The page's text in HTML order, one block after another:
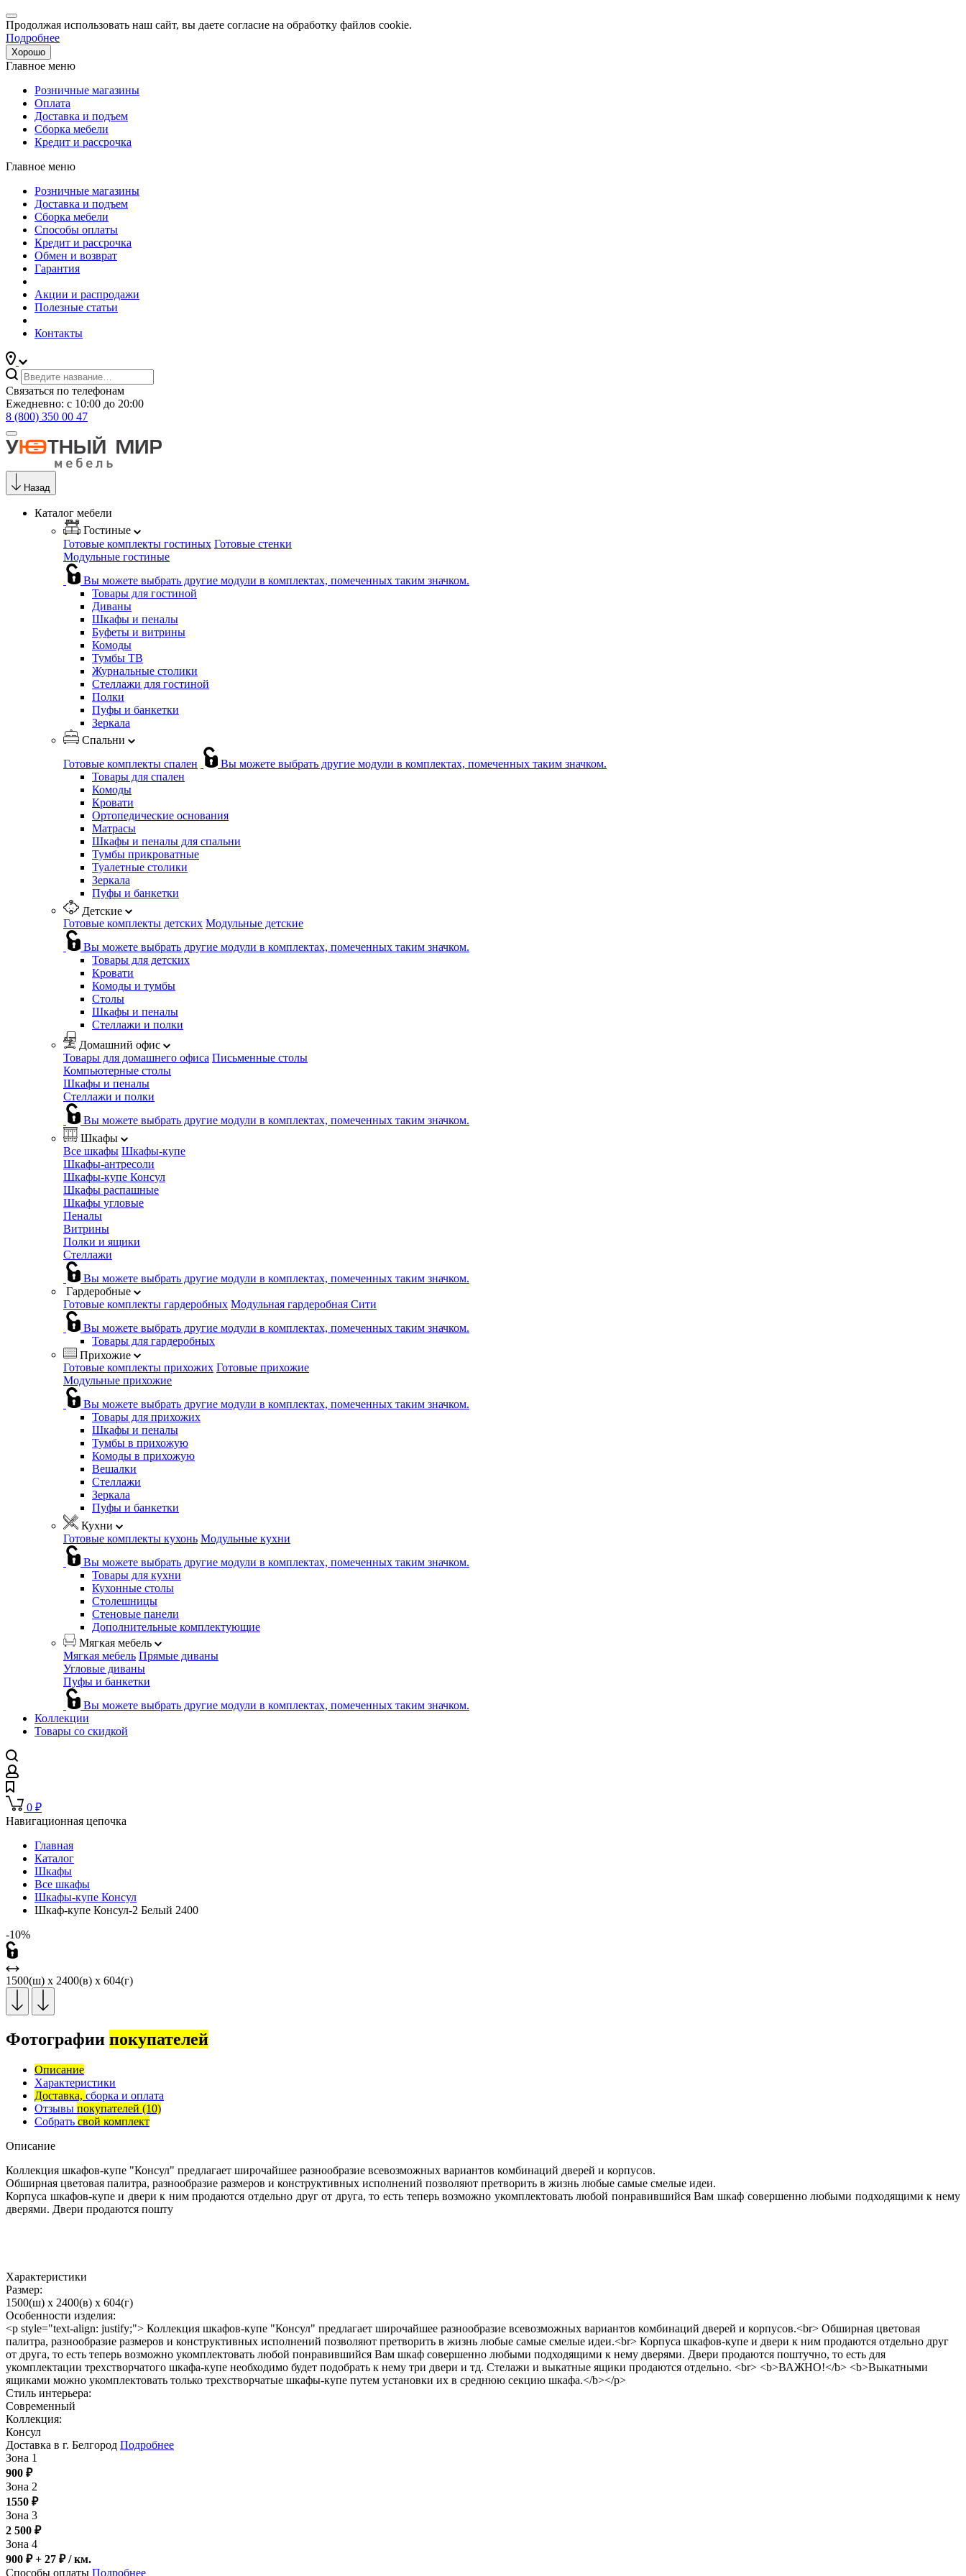
Продолжая использовать наш сайт, вы даете согласие на обработку файлов cookie.
Подробнее
Хорошо
Главное меню
Розничные магазины
Оплата
Доставка и подъем
Сборка мебели
Кредит и рассрочка
Главное меню
Розничные магазины
Доставка и подъем
Сборка мебели
Способы оплаты
Кредит и рассрочка
Обмен и возврат
Гарантия
Акции и распродажи
Полезные статьи
Контакты
Связаться по телефонам
Ежедневно: с 10:00 до 20:00
8 (800) 350 00 47
Назад
Каталог мебели
Гостиные
Готовые комплекты гостиных Готовые стенки
Модульные гостиные
Вы можете выбрать другие модули в комплектах, помеченных таким значком.
Товары для гостиной
Диваны
Шкафы и пеналы
Буфеты и витрины
Комоды
Тумбы ТВ
Журнальные столики
Стеллажи для гостиной
Полки
Пуфы и банкетки
Зеркала
Спальни
Готовые комплекты спален
Вы можете выбрать другие модули в комплектах, помеченных таким значком.
Товары для спален
Комоды
Кровати
Ортопедические основания
Матрасы
Шкафы и пеналы для спальни
Тумбы прикроватные
Туалетные столики
Зеркала
Пуфы и банкетки
Детские
Готовые комплекты детских Модульные детские
Вы можете выбрать другие модули в комплектах, помеченных таким значком.
Товары для детских
Кровати
Комоды и тумбы
Столы
Шкафы и пеналы
Стеллажи и полки
Домашний офис
Товары для домашнего офиса Письменные столы
Компьютерные столы
Шкафы и пеналы
Стеллажи и полки
Вы можете выбрать другие модули в комплектах, помеченных таким значком.
Шкафы
Все шкафы Шкафы-купе
Шкафы-антресоли
Шкафы-купе Консул
Шкафы распашные
Шкафы угловые
Пеналы
Витрины
Полки и ящики
Стеллажи
Вы можете выбрать другие модули в комплектах, помеченных таким значком.
Гардеробные
Готовые комплекты гардеробных Модульная гардеробная Сити
Вы можете выбрать другие модули в комплектах, помеченных таким значком.
Товары для гардеробных
Прихожие
Готовые комплекты прихожих Готовые прихожие
Модульные прихожие
Вы можете выбрать другие модули в комплектах, помеченных таким значком.
Товары для прихожих
Шкафы и пеналы
Тумбы в прихожую
Комоды в прихожую
Вешалки
Стеллажи
Зеркала
Пуфы и банкетки
Кухни
Готовые комплекты кухонь Модульные кухни
Вы можете выбрать другие модули в комплектах, помеченных таким значком.
Товары для кухни
Кухонные столы
Столешницы
Стеновые панели
Дополнительные комплектующие
Мягкая мебель
Мягкая мебель Прямые диваны
Угловые диваны
Пуфы и банкетки
Вы можете выбрать другие модули в комплектах, помеченных таким значком.
Коллекции
Товары со скидкой
0 ₽
Навигационная цепочка
Главная
Каталог
Шкафы
Все шкафы
Шкафы-купе Консул
Шкаф-купе Консул-2 Белый 2400
-10%
1500(ш) x 2400(в) x 604(г)
Фотографии покупателей
Описание
Характеристики
Доставка, сборка и оплата
Отзывы покупателей (10)
Собрать свой комплект
Описание
Коллекция шкафов-купе "Консул" предлагает широчайшее разнообразие всевозможных вариантов комбинаций дверей и корпусов.
Обширная цветовая палитра, разнообразие размеров и конструктивных исполнений позволяют претворить в жизнь любые самые смелые идеи.
Корпуса шкафов-купе и двери к ним продаются отдельно друг от друга, то есть теперь возможно укомплектовать любой понравившийся Вам шкаф совершенно любыми подходящими к нему
дверями. Двери продаются пошту
Характеристики
Размер:
1500(ш) x 2400(в) x 604(г)
Особенности изделия:
<p style="text-align: justify;"> Коллекция шкафов-купе "Консул" предлагает широчайшее разнообразие всевозможных вариантов комбинаций дверей и корпусов.<br> Обширная цветовая
палитра, разнообразие размеров и конструктивных исполнений позволяют претворить в жизнь любые самые смелые идеи.<br> Корпуса шкафов-купе и двери к ним продаются отдельно друг
от друга, то есть теперь возможно укомплектовать любой понравившийся Вам шкаф совершенно любыми подходящими к нему дверями. Двери продаются поштучно, то есть для
укомплектации трехстворчатого шкафа-купе необходимо будет подобрать к нему три двери и тд. Стелажи и выкатные ящики продаются отдельно. <br> <b>ВАЖНО!</b> <b>Выкатными
ящиками можно укомплектовать только трехстворчатые шкафы-купе путем установки их в среднюю секцию шкафа.</b></p>
Стиль интерьера:
Современный
Коллекция:
Консул
Доставка в г. Белгород Подробнее
Зона 1
900 ₽
Зона 2
1550 ₽
Зона 3
2 500 ₽
Зона 4
900 ₽ + 27 ₽/ км.
Способы оплаты Подробнее